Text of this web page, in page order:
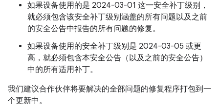
如果设备使用的是 2024-03-01 这一安全补丁级别，
就必须包含该安全补丁级别涵盖的所有问题以及之前
的安全公告中报告的所有问题的修复。
如果设备使用的安全补丁级别是 2024-03-05 或更
高，就必须包含本安全公告（以及之前的安全公告）
中的所有适用补丁。
我们建议合作伙伴将要解决的全部问题的修复程序打包到一
个更新中。